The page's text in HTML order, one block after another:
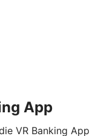
App
VR Banking App